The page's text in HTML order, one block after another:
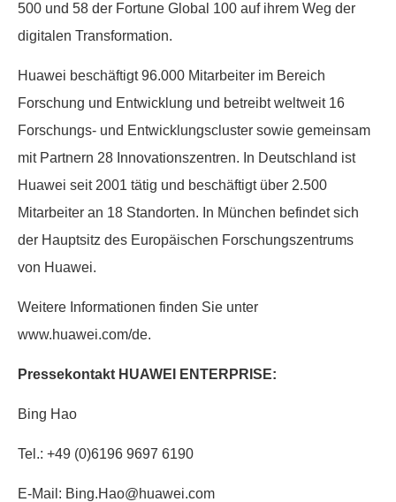
500 und 58 der Fortune Global 100 auf ihrem Weg der
digitalen Transformation.
Huawei beschäftigt 96.000 Mitarbeiter im Bereich
Forschung und Entwicklung und betreibt weltweit 16
Forschungs- und Entwicklungscluster sowie gemeinsam
mit Partnern 28 Innovationszentren. In Deutschland ist
Huawei seit 2001 tätig und beschäftigt über 2.500
Mitarbeiter an 18 Standorten. In München befindet sich
der Hauptsitz des Europäischen Forschungszentrums
von Huawei.
Weitere Informationen finden Sie unter
www.huawei.com/de.
Pressekontakt HUAWEI ENTERPRISE:
Bing Hao
Tel.: +49 (0)6196 9697 6190
E-Mail: Bing.Hao@huawei.com